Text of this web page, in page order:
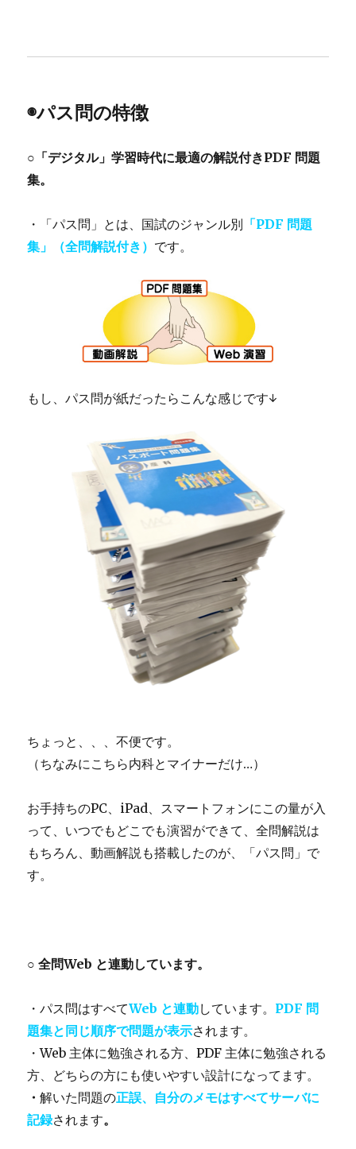
◉パス問の特徴
○「デジタル」学習時代に最適の解説付きPDF 問題
集。
・「パス問」とは、国試のジャンル別 「PDF 問題
集」（全問解説付き） です。
もし、パス問が紙だったらこんな感じです↓
ちょっと、、、不便です。
（ちなみにこちら内科とマイナーだけ…）
お手持ちのPC、iPad、スマートフォンにこの量が入
って、いつでもどこでも演習ができて、全問解説は
もちろん、動画解説も搭載したのが、「パス問」で
す。
○ 全問Web と連動しています。
・パス問はすべてWeb と連動しています。 PDF 問
題集と同じ順序で問題が表示されます。
・Web 主体に勉強される方、PDF 主体に勉強される
方、どちらの方にも使いやすい設計になってます。
・解いた問題の正誤、自分のメモはすべてサーバに
記録されます。